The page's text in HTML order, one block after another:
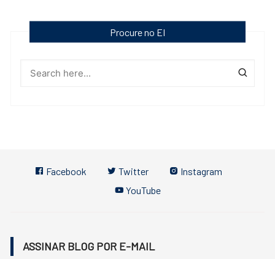
Procure no EI
Facebook Twitter
Instagram
YouTube
ASSINAR BLOG POR E-MAIL